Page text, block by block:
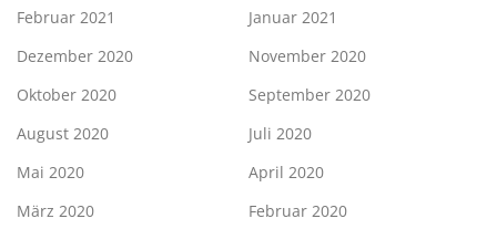
Februar 2021
Januar 2021
Dezember 2020
November 2020
Oktober 2020
September 2020
August 2020
Juli 2020
Mai 2020
April 2020
März 2020
Februar 2020